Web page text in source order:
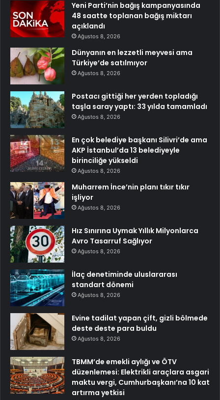
Yeni Parti’nin bağış kampanyasında
48 saatte toplanan bağış miktarı
açıklandı
Ağustos 8, 2026
Dünyanın en lezzetli meyvesi ama
Türkiye’de satılmıyor
Ağustos 8, 2026
Postacı gittiği her yerden topladığı
taşla saray yaptı: 33 yılda tamamladı
Ağustos 8, 2026
En çok belediye başkanı Silivri’de ama
AKP İstanbul’da 13 belediyeyle
birinciliğe yükseldi
Ağustos 8, 2026
Muharrem İnce’nin planı tıkır tıkır
işliyor
Ağustos 8, 2026
Hız Sınırına Uymak Yıllık Milyonlarca
Avro Tasarruf Sağlıyor
Ağustos 8, 2026
İlaç denetiminde uluslararası
standart dönemi
Ağustos 8, 2026
Evine tadilat yapan çift, gizli bölmede
deste deste para buldu
Ağustos 8, 2026
TBMM’de emekli aylığı ve ÖTV
düzenlemesi: Elektrikli araçlara asgari
maktu vergi, Cumhurbaşkanı’na 10 kat
artırma yetkisi